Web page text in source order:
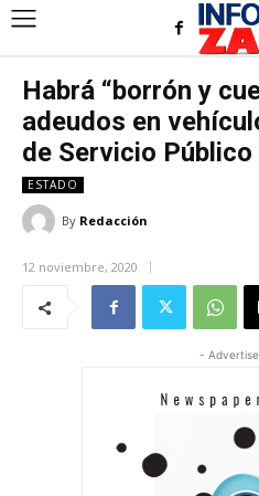
Habrá “borrón y
adeudos en
de Servicio Público
ESTADO
By Redacción
12 noviembre, 2020
-